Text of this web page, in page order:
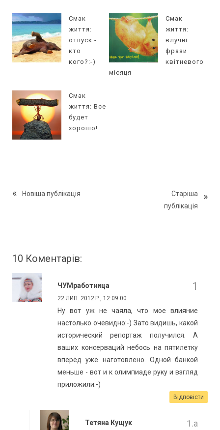
Смак
життя:
отпуск -
кто
кого?:-)
Смак
життя:
влучні
фрази
квітневого
місяця
Смак
життя: Все
будет
хорошо!
Новіша публікація
Старіша
публікація
10 Коментарів:
ЧУМработница
22 ЛИП. 2012 Р., 12:09:00
Ну вот уж не чаяла, что мое влияние
настолько очевидно:-) Зато видишь, какой
исторический репортаж получился. А
ваших консерваций небось на пятилетку
вперёд уже наготовлено. Одной банкой
меньше - вот и к олимпиаде руку и взгляд
приложили:-)
Відповісти
Тетяна Кущук